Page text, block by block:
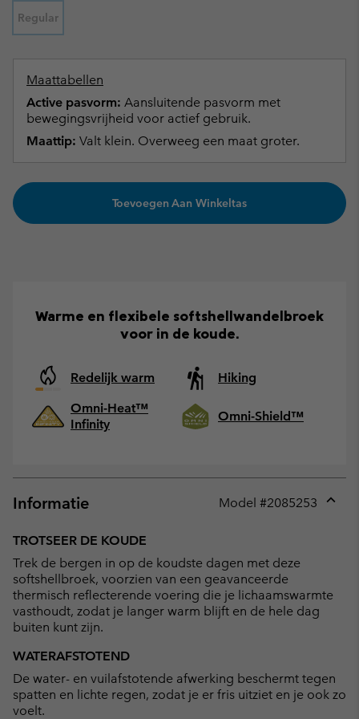
Regular
Maattabellen
Active pasvorm: Aansluitende pasvorm met
bewegingsvrijheid voor actief gebruik.
Maattip: Valt klein. Overweeg een maat groter.
Toevoegen Aan Winkeltas
Warme en flexibele softshellwandelbroek
voor in de koude.
Redelijk warm
Hiking
Omni-Heat™
Infinity
Omni-Shield™
Informatie Model #2085253
TROTSEER DE KOUDE
Trek de bergen in op de koudste dagen met deze
softshellbroek, voorzien van een geavanceerde
thermisch reflecterende voering die je lichaamswarmte
vasthoudt, zodat je langer warm blijft en de hele dag
buiten kunt zijn.
WATERAFSTOTEND
De water- en vuilafstotende afwerking beschermt tegen
spatten en lichte regen, zodat je er fris uitziet en je ook zo
voelt.